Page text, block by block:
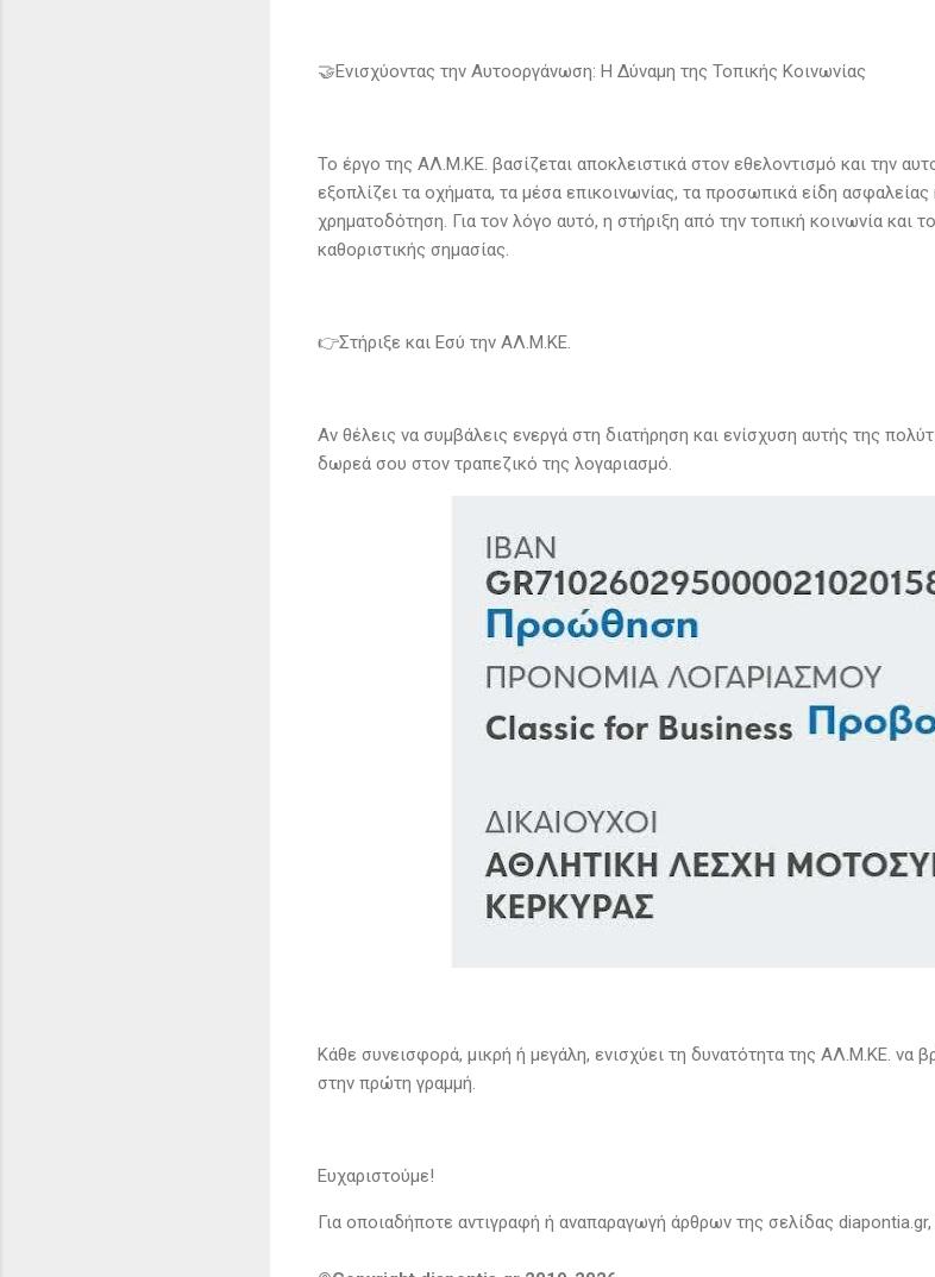
🤝Ενισχύοντας την Αυτοοργάνωση: Η Δύναμη της Τοπικής Κοινωνίας
Το έργο της ΑΛ.Μ.ΚΕ. βασίζεται αποκλειστικά στον εθελοντισμό και την
εξοπλίζει τα οχήματα, τα μέσα επικοινωνίας, τα προσωπικά είδη
χρηματοδότηση. Για τον λόγο αυτό, η στήριξη από την τοπική κοινωνία και
καθοριστικής σημασίας.
👉Στήριξε και Εσύ την ΑΛ.Μ.ΚΕ.
Αν θέλεις να συμβάλεις ενεργά στη διατήρηση και ενίσχυση αυτής της
δωρεά σου στον τραπεζικό της λογαριασμό.
Κάθε συνεισφορά, μικρή ή μεγάλη, ενισχύει τη δυνατότητα της ΑΛ.Μ.ΚΕ. να
στην πρώτη γραμμή.
Ευχαριστούμε!
Για οποιαδήποτε αντιγραφή ή αναπαραγωγή άρθρων της σελίδας